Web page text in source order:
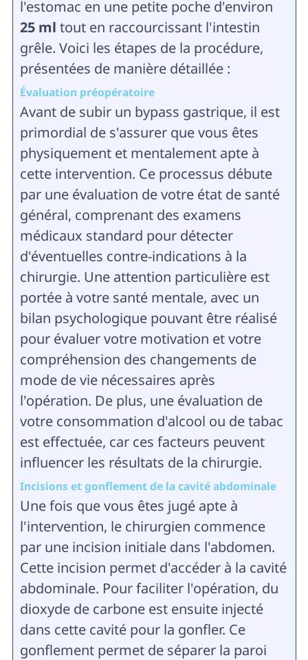
l'estomac en une petite poche d'environ
25 ml tout en raccourcissant l'intestin
grêle. Voici les étapes de la procédure,
présentées de manière détaillée :
Évaluation préopératoire
Avant de subir un bypass gastrique, il est
primordial de s'assurer que vous êtes
physiquement et mentalement apte à
cette intervention. Ce processus débute
par une évaluation de votre état de santé
général, comprenant des examens
médicaux standard pour détecter
d'éventuelles contre-indications à la
chirurgie. Une attention particulière est
portée à votre santé mentale, avec un
bilan psychologique pouvant être réalisé
pour évaluer votre motivation et votre
compréhension des changements de
mode de vie nécessaires après
l'opération. De plus, une évaluation de
votre consommation d'alcool ou de tabac
est effectuée, car ces facteurs peuvent
influencer les résultats de la chirurgie.
Incisions et gonflement de la cavité abdominale
Une fois que vous êtes jugé apte à
l'intervention, le chirurgien commence
par une incision initiale dans l'abdomen.
Cette incision permet d'accéder à la cavité
abdominale. Pour faciliter l'opération, du
dioxyde de carbone est ensuite injecté
dans cette cavité pour la gonfler. Ce
gonflement permet de séparer la paroi